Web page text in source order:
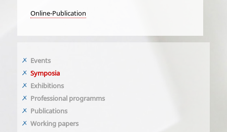
Online-Publication
Events
Symposia
Exhibitions
Professional programms
Publications
Working papers